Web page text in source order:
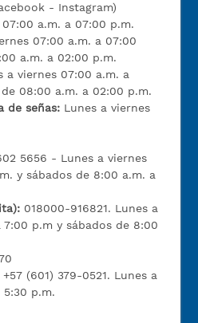
- Instagram)
a.m. a 07:00 p.m.
07:00 a.m. a 07:00
a.m. a 02:00 p.m.
a viernes 07:00 a.m. a
08:00 a.m. a 02:00 p.m.
de señas: Lunes a viernes
5656 - Lunes a viernes
y sábados de 8:00 a.m. a
018000-916821. Lunes a
7:00 p.m y sábados de 8:00
+57 (601) 379-0521. Lunes a
5:30 p.m.